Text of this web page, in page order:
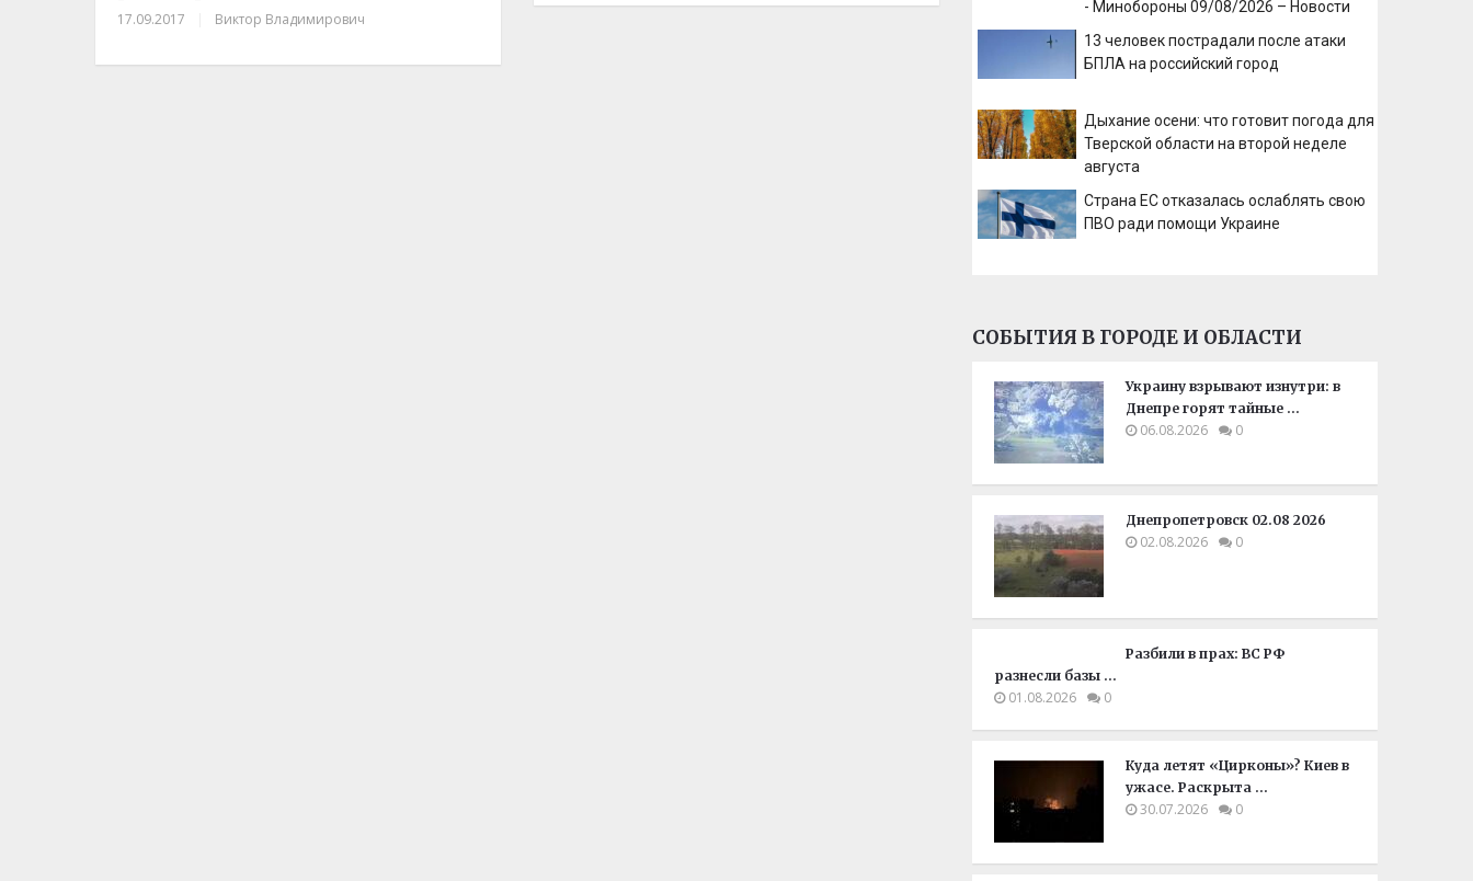
17.09.2017 Виктор Владимирович
- Минобороны 09/08/2026 – Новости
13 человек пострадали после атаки
БПЛА на российский город
Дыхание осени: что готовит погода для
Тверской области на второй неделе
августа
Страна ЕС отказалась ослаблять свою
ПВО ради помощи Украине
СОБЫТИЯ В ГОРОДЕ И ОБЛАСТИ
Украину взрывают изнутри: в
Днепре горят тайные …
06.08.2026 0
Днепропетровск 02.08 2026
02.08.2026 0
Разбили в прах: ВС РФ
разнесли базы …
01.08.2026 0
Куда летят «Цирконы»? Киев в
ужасе. Раскрыта …
30.07.2026 0